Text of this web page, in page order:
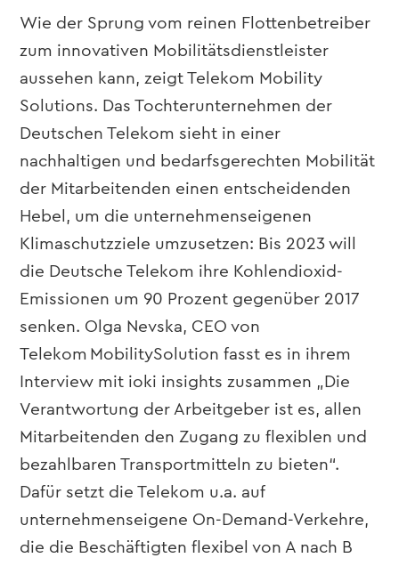
Wie der Sprung vom reinen Flottenbetreiber
zum innovativen Mobilitätsdienstleister
aussehen kann, zeigt Telekom Mobility
Solutions. Das Tochterunternehmen der
Deutschen Telekom sieht in einer
nachhaltigen und bedarfsgerechten Mobilität
der Mitarbeitenden einen entscheidenden
Hebel, um die unternehmenseigenen
Klimaschutzziele umzusetzen: Bis 2023 will
die Deutsche Telekom ihre Kohlendioxid-
Emissionen um 90 Prozent gegenüber 2017
senken. Olga Nevska, CEO von
Telekom MobilitySolution fasst es in ihrem
Interview mit ioki insights zusammen „Die
Verantwortung der Arbeitgeber ist es, allen
Mitarbeitenden den Zugang zu flexiblen und
bezahlbaren Transportmitteln zu bieten“.
Dafür setzt die Telekom u.a. auf
unternehmenseigene On-Demand-Verkehre,
die die Beschäftigten flexibel von A nach B